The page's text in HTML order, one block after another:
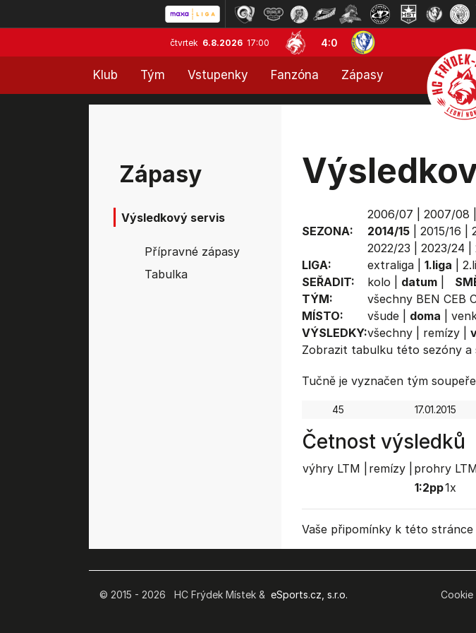
čtvrtek 6.8.2026 17:00 4:0
Klub Tým Vstupenky Fanzóna Zápasy
Zápasy
Výsledkový servis
Přípravné zápasy
Tabulka
SEZONA:
2006/07 2007/08
2014/15| 2015/16
2022/23
2023/24
LIGA:
extraliga| 1.liga
SEŘADIT:
kolo datum|
TÝM:
všechny BEN CEB
MÍSTO:
všude| doma
VÝSLEDKY:všechny| remízy|
Zobrazit tabulkutéto sezóny a
Tučně je vyznačen tým
45 17.01.2015
Četnost výsledků
výhry LTM | remízy |
prohry
1:2pp1x
Vaše připomínky k této
© 2015 - 2026 HC Frýdek Místek &eSports.cz, s.r.o. Cookie |